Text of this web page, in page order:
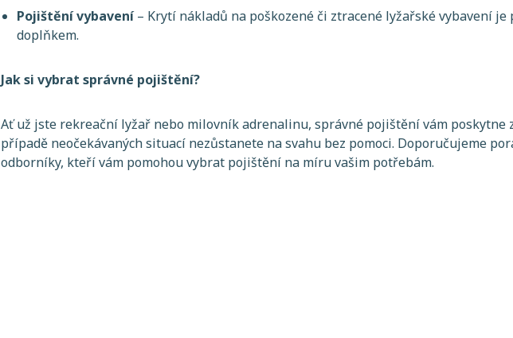
Pojištění vybavení– Krytí nákladů na poškozené či ztracené lyžařské vybavení je
doplňkem.
Jak si vybrat správné pojištění?
Ať už jste rekreační lyžař nebo milovník adrenalinu, správné pojištění vám poskytne
případě neočekávaných situací nezůstanete na svahu bez pomoci. Doporučujeme
odborníky, kteří vám pomohou vybrat pojištění na míru vašim potřebám.